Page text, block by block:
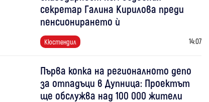
секретар Галина Кирилова преди
пенсионирането ѝ
Кюстендил 14:07
Първа копка на регионалното депо
за отпадъци в Дупница: Проектът
ще обслужва над 100 000 жители